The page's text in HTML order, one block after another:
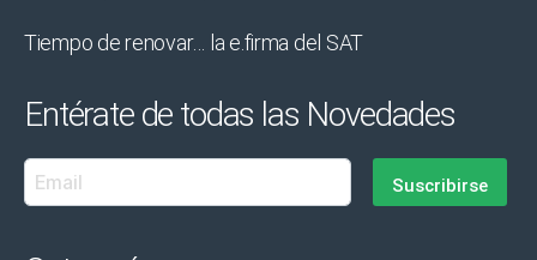
Tiempo de renovar… la e.firma del SAT
Entérate de todas las Novedades